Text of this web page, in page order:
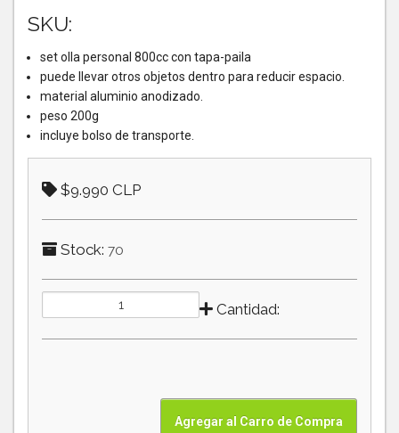
SKU:
set olla personal 800cc con tapa-paila
puede llevar otros objetos dentro para reducir espacio.
material aluminio anodizado.
peso 200g
incluye bolso de transporte.
$9.990 CLP
Stock: 70
Cantidad: